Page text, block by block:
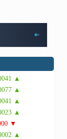
▲
▲
▲
▲
▼
▲